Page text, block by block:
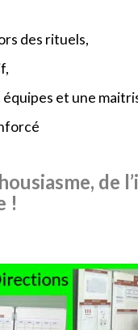
des rituels,
et une
!